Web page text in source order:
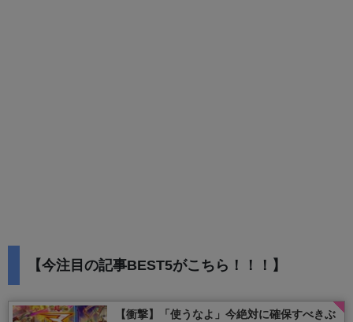
【今注目の記事BEST5がこちら！！！】
【衝撃】「使うなよ」今絶対に確保すべきぶ